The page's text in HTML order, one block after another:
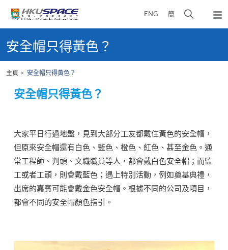
ENG 簡
開
彈
出
單
content
start安全帽只得黃色？
主頁 安全帽只得黃色？
安全帽只得黃色？
大家平日行過地盤，見到大部分工友都戴住黃色的安全帽，
但原來安全帽還有白色、藍色、橙色、紅色、甚至金色。通
常工程師、判頭、文職職員等人，都會戴白色安全帽；而監
工或者工頭，則會戴藍色；遇上特別活動，例如奠基典禮，
出席的嘉賓可能會戴金色安全帽。根據不同的公司及項目，
都會不同的安全帽顏色指引。